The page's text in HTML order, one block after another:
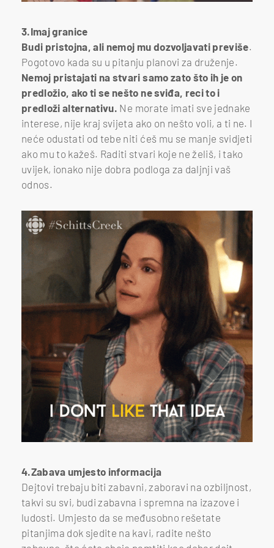
3.Imaj granice
Budi pristojna, ali nemoj mu dozvoljavati previše.
Pogotovo kada su u pitanju planovi za druženje.
Nemoj pristajati na stvari samo zato što ih je on
predložio, ako ti se nešto ne sviđa, reci to i
predloži alternativu. Ne morate imati sve jednake
interese, nije kraj svijeta ako on nešto voli, a ti ne. I
neće odustati od tebe niti ćeš mu se manje svidjeti
ako mu to kažeš. Raditi stvari koje ne želiš, i tako
uvijek, ionako nije dobra podloga za daljnji vaš
odnos.
4.Zabava umjesto informacija
Dejtovi trebaju biti zabavni, zaboravi na ozbiljnost,
takvi su svi, budi zabavna i spremna na izazove i
ludosti. Umjesto da se međusobno rešetate
pitanjima dok sjedite na kavi, radite nešto